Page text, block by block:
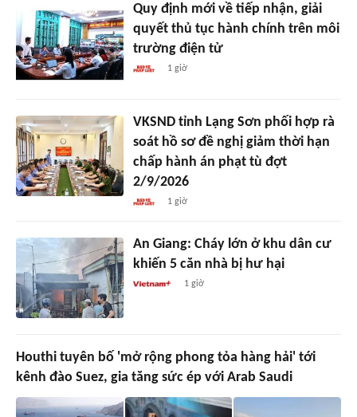
Quy định mới về tiếp nhận, giải
quyết thủ tục hành chính trên môi
trường điện tử
1 giờ
VKSND tỉnh Lạng Sơn phối hợp rà
soát hồ sơ đề nghị giảm thời hạn
chấp hành án phạt tù đợt
2/9/2026
1 giờ
An Giang: Cháy lớn ở khu dân cư
khiến 5 căn nhà bị hư hại
1 giờ
Houthi tuyên bố 'mở rộng phong tỏa hàng hải' tới
kênh đào Suez, gia tăng sức ép với Arab Saudi